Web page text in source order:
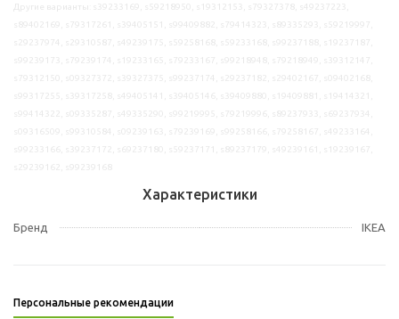
Характеристики
Бренд IKEA
Персональные рекомендации